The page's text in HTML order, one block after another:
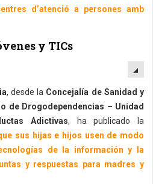
d’atenció a persones amb
y TICs
, desde la Concejalía de Sanidad y
de Drogodependencias – Unidad
Adictivas, ha publicado la
sus hijas e hijos usen de modo
de la información y la
y respuestas para madres y